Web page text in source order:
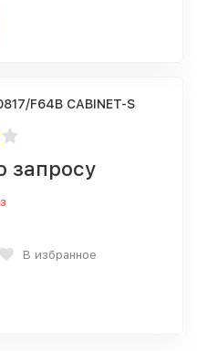
F64B CABINET-S
запросу
В избранное